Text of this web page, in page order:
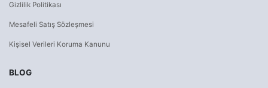
Gizlilik Politikası
Mesafeli Satış Sözleşmesi
Kişisel Verileri Koruma Kanunu
BLOG